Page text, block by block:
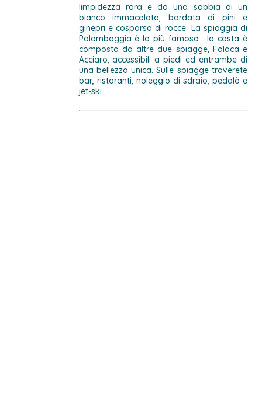
limpidezza rara e da una sabbia di un
bianco immacolato, bordata di pini e
ginepri e cosparsa di rocce. La spiaggia di
Palombaggia è la più famosa : la costa è
composta da altre due spiagge, Folaca e
Acciaro, accessibili a piedi ed entrambe di
una bellezza unica. Sulle spiagge troverete
bar, ristoranti, noleggio di sdraio, pedalò e
jet-ski.